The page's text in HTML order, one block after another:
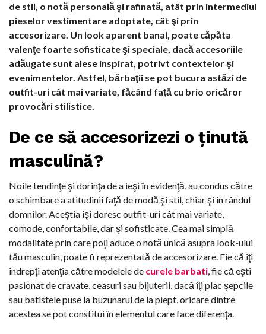
de stil, o notă personală şi rafinată, atât prin intermediul
pieselor vestimentare adoptate, cât şi prin
accesorizare. Un look aparent banal, poate căpăta
valenţe foarte sofisticate şi speciale, dacă accesoriile
adăugate sunt alese inspirat, potrivt contextelor şi
evenimentelor. Astfel, bărbaţii se pot bucura astăzi de
outfit-uri cât mai variate, făcând faţă cu brio oricăror
provocări stilistice.
De ce să accesorizezi o ţinută
masculină?
Noile tendinţe şi dorinţa de a ieşi în evidenţă, au condus către
o schimbare a atitudinii faţă de modă şi stil, chiar şi în rândul
domnilor. Aceştia îşi doresc outfit-uri cât mai variate,
comode, confortabile, dar şi sofisticate. Cea mai simplă
modalitate prin care poţi aduce o notă unică asupra look-ului
tău masculin, poate fi reprezentată de accesorizare. Fie că îţi
îndrepţi atenţia către modelele de curele barbati, fie că eşti
pasionat de cravate, ceasuri sau bijuterii, dacă îţi plac şepcile
sau batistele puse la buzunarul de la piept, oricare dintre
acestea se pot constitui în elementul care face diferenţa.